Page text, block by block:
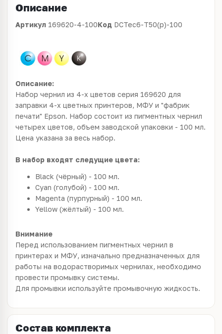
Описание
Артикул 169620-4-100Код DCTec6-T50(p)-100
Описание:
Набор чернил из 4-х цветов серия 169620 для
заправки 4-х цветных принтеров, МФУ и "фабрик
печати" Epson. Набор состоит из пигментных чернил
четырех цветов, объем заводской упаковки - 100 мл.
Цена указана за весь набор.
В набор входят следущие цвета:
Black (чёрный) - 100 мл.
Cyan (голубой) - 100 мл.
Magenta (пурпурный) - 100 мл.
Yellow (жёлтый) - 100 мл.
Внимание
Перед использованием пигментных чернил в
принтерах и МФУ, изначально предназначенных для
работы на водорастворимых чернилах, необходимо
провести промывку системы.
Для промывки используйте промывочную жидкость.
Состав комплекта